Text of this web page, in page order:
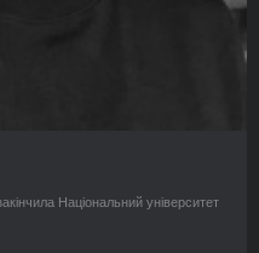
Національний університет